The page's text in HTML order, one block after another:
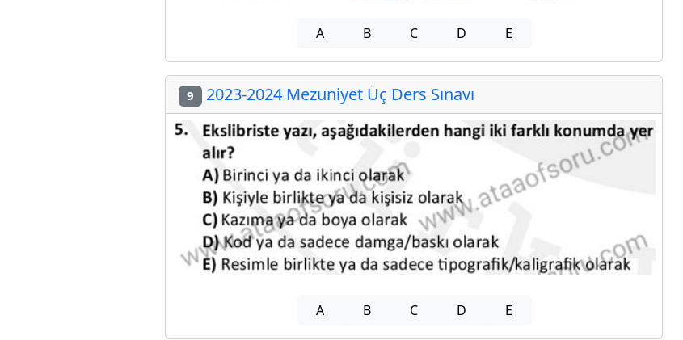
A B C D E
9 2023-2024 Mezuniyet Üç Ders Sınavı
A B C D E